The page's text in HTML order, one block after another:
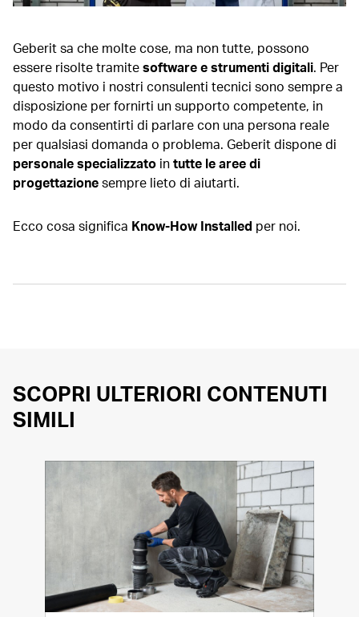
Geberit sa che molte cose, ma non tutte, possono
essere risolte tramitesoftware e strumenti digitali. Per
questo motivo i nostri consulenti tecnici sono sempre a
disposizione per fornirti un supporto competente, in
modo da consentirti di parlare con una persona reale
per qualsiasi domanda o problema. Geberit dispone di
personale specializzato intutte le aree di
progettazionesempre lieto di aiutarti.
Ecco cosa significa Know-How Installed per noi.
SCOPRI ULTERIORI CONTENUTI
SIMILI